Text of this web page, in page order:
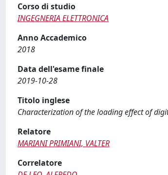
Corso di studio
INGEGNERIA ELETTRONICA
Anno Accademico
2018
Data dell'esame finale
2019-10-28
Titolo inglese
Characterization of the loading effect of
Relatore
MARIANI PRIMIANI, VALTER
Correlatore